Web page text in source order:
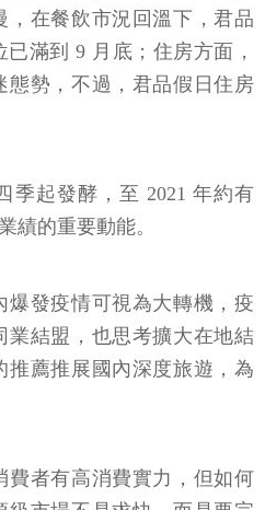
，在餐飲市況回溫下，君品
滿到 9 月底；住房方面，
態勢，不過，君品假日住房
季起發酵，至 2021 年約有
績的重要動能。
爆發疫情可視為大轉機，疫
業結盟，也思考擴大在地結
推薦推展國內深度旅遊，為
費者有高消費實力，但如何